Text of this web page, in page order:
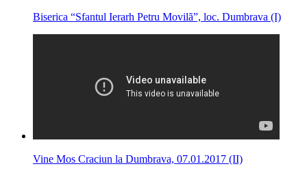
Biserica “Sfantul Ierarh Petru Movilã”, loc. Dumbrava (I)
Vine Mos Craciun la Dumbrava, 07.01.2017 (II)